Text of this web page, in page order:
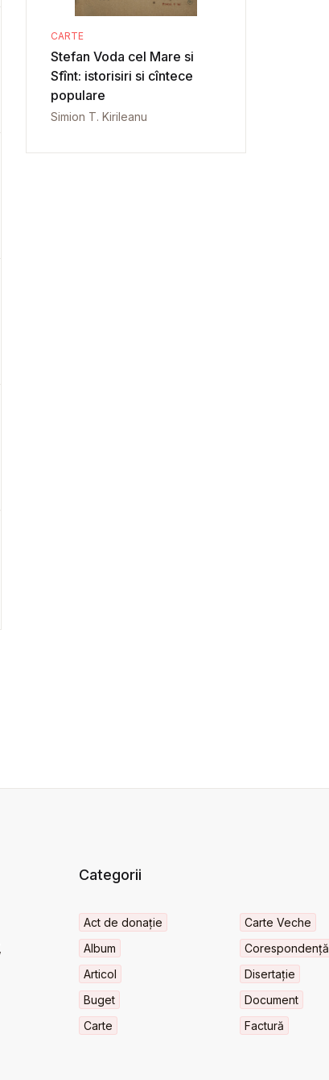
CARTE
Stefan Voda cel Mare si
Sfînt: istorisiri si cîntece
populare
Simion T. Kirileanu
Categorii
Act de donație
Album
Articol
Buget
Carte
Carte Veche
Corespondență
Disertație
Document
Factură